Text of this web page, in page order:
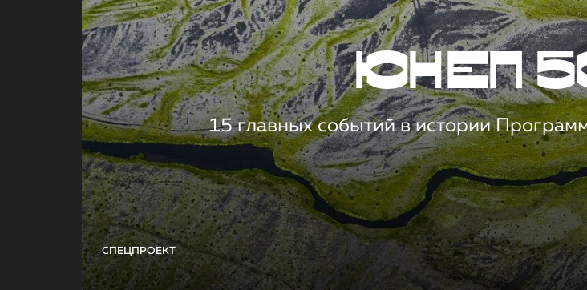
СПЕЦПРОЕКТ
ЮНЕП
15 главных событий в истории